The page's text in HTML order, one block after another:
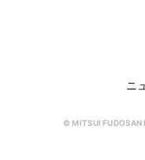
ニ
© MITSUI